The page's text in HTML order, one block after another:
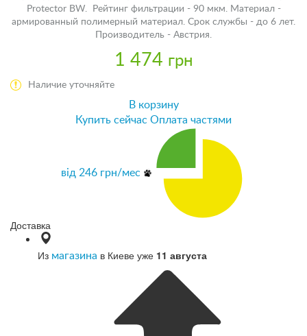
Protector BW. Рейтинг фильтрации - 90 мкм. Материал -
армированный полимерный материал. Срок службы - до 6 лет.
Производитель - Австрия.
1 474 грн
Наличие уточняйте
В корзину
Купить сейчас Оплата частями
від 246 грн/мес
Доставка
Из магазина в Киеве уже 11 августа